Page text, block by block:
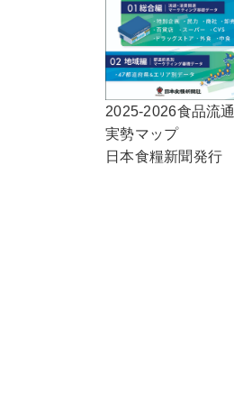
2025-2026食品流通
実勢マップ
日本食糧新聞発行